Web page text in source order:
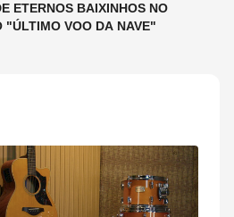
ETERNOS BAIXINHOS NO
"ÚLTIMO VOO DA NAVE"